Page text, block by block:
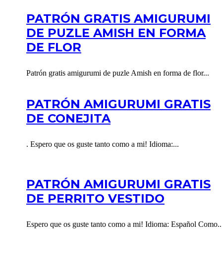
PATRÓN GRATIS AMIGURUMI
DE PUZLE AMISH EN FORMA
DE FLOR
Patrón gratis amigurumi de puzle Amish en forma de flor...
PATRÓN AMIGURUMI GRATIS
DE CONEJITA
. Espero que os guste tanto como a mi! Idioma:...
PATRÓN AMIGURUMI GRATIS
DE PERRITO VESTIDO
Espero que os guste tanto como a mi! Idioma: Español